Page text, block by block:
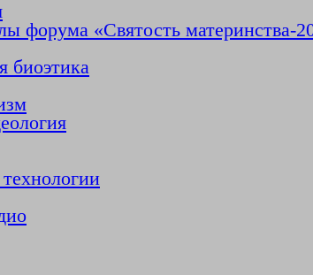
форума «Святость материнства-
биоэтика